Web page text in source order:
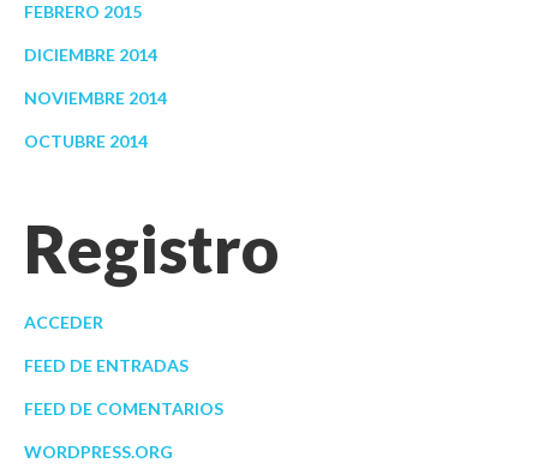
FEBRERO 2015
DICIEMBRE 2014
NOVIEMBRE 2014
OCTUBRE 2014
Registro
ACCEDER
FEED DE ENTRADAS
FEED DE COMENTARIOS
WORDPRESS.ORG